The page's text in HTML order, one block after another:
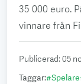
35 000 euro.
vinnare från
Publicerad:05
Taggar:#Spelare